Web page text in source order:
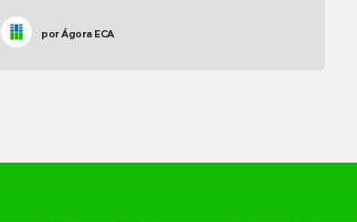
porÁgora ECA